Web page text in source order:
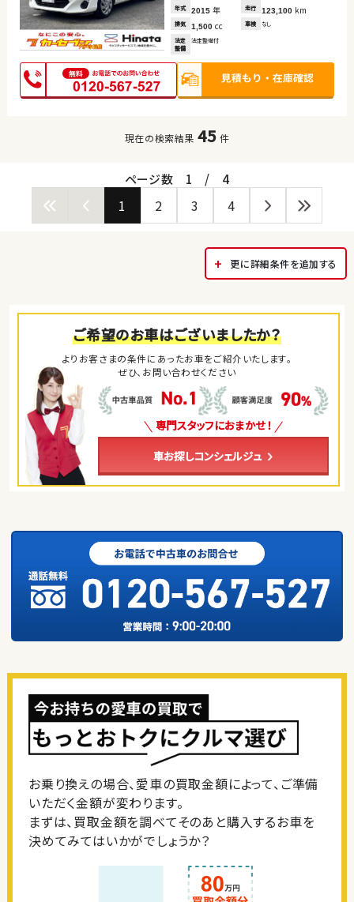
年式 2015 年 走行 123,100 km
排気 1,500 cc 車検 なし
法定
整備
法定整備付
現在の検索結果 45 件
ページ数 1 / 4
1 2 3 4
更に詳細条件を追加する
ご希望のお車はございましたか？
よりお客さまの条件にあったお車をご紹介いたします。
ぜひ、お問い合わせください
専門スタッフにおまかせ！
車お探しコンシェルジュ
お乗り換えの場合、愛車の買取金額によって、ご準備
いただく金額が変わります。
まずは、買取金額を調べてそのあと購入するお車を
決めてみてはいかがでしょうか？